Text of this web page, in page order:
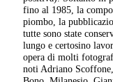
fino al 1985, la
piombo, la
tutte sono state
lungo e certosino
opera di molti
noti Adriano